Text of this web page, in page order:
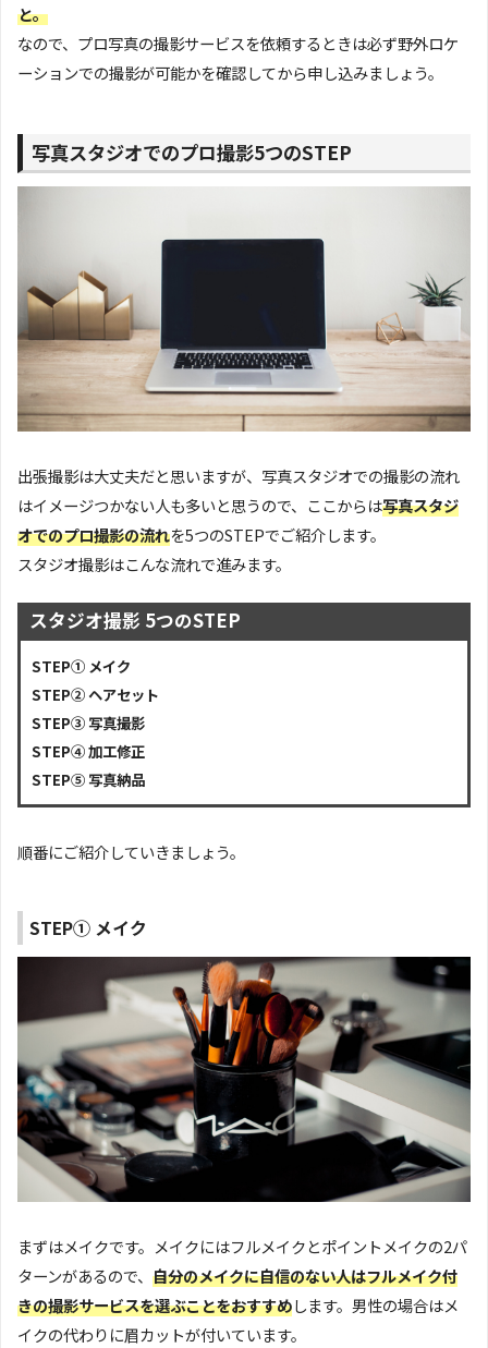
と。
なので、プロ写真の撮影サービスを依頼するときは必ず野外ロケ
ーションでの撮影が可能かを確認してから申し込みましょう。
写真スタジオでのプロ撮影5つのSTEP
出張撮影は大丈夫だと思いますが、写真スタジオでの撮影の流れ
はイメージつかない人も多いと思うので、ここからは写真スタジ
オでのプロ撮影の流れを5つのSTEPでご紹介します。
スタジオ撮影はこんな流れで進みます。
スタジオ撮影 5つのSTEP
STEP① メイク
STEP② ヘアセット
STEP③ 写真撮影
STEP④ 加工修正
STEP⑤ 写真納品
順番にご紹介していきましょう。
STEP① メイク
まずはメイクです。メイクにはフルメイクとポイントメイクの2パ
ターンがあるので、 自分のメイクに自信のない人はフルメイク付
きの撮影サービスを選ぶことをおすすめします。男性の場合はメ
イクの代わりに眉カットが付いています。